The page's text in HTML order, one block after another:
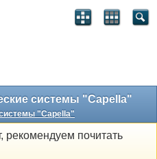
системы "Capella"
"Capella"
рекомендуем почитать